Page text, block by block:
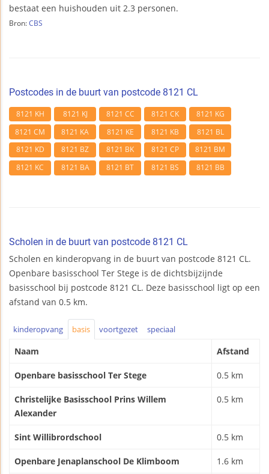
bestaat een huishouden uit 2.3 personen.
Bron: CBS
Postcodes in de buurt van postcode 8121 CL
8121 KH 8121 KJ 8121 CC 8121 CK
8121 KG
8121 CM
8121 KA 8121 KE 8121 KB
8121 BL
8121 KD
8121 BZ 8121 BK 8121 CP
8121 BM
8121 KC
8121 BA 8121 BT 8121 BS 8121 BB
Scholen in de buurt van postcode 8121 CL
Scholen en kinderopvang in de buurt van postcode 8121 CL.
Openbare basisschool Ter Stege is de dichtsbijzijnde
basisschool bij postcode 8121 CL. Deze basisschool ligt op een
afstand van 0.5 km.
kinderopvang basis voortgezet speciaal
Naam Afstand
Openbare basisschool Ter Stege 0.5 km
Christelijke Basisschool Prins Willem
Alexander
0.5 km
Sint Willibrordschool 0.5 km
Openbare Jenaplanschool De Klimboom 1.6 km